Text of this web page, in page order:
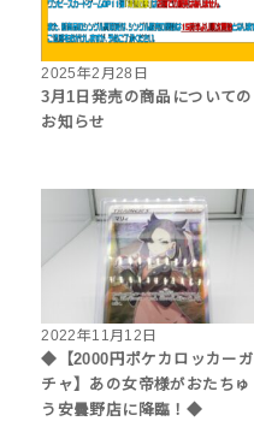
2025年2月28日
3月1日発売の商品についての
お知らせ
2022年11月12日
◆【2000円ポケカロッカーガ
チャ】あの女帝様がおたちゅ
う安曇野店に降臨！◆